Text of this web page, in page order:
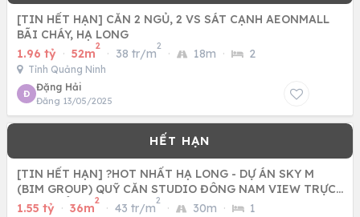
[TIN HẾT HẠN] CĂN 2 NGỦ, 2 VS SÁT CẠNH AEONMALL
BÃI CHÁY, HẠ LONG
1.96 tỷ · 52m
2
· 38 tr/m
2
· 18m · 2
Tỉnh Quảng Ninh
Đ
Đặng Hải
Đăng 13/05/2025
[TIN HẾT HẠN] ?HOT NHẤT HẠ LONG - DỰ ÁN SKY M
(BIM GROUP) QUỸ CĂN STUDIO ĐÔNG NAM VIEW TRỰC
DIỆN BIỂN
1.55 tỷ · 36m
2
· 43 tr/m
2
· 30m · 1